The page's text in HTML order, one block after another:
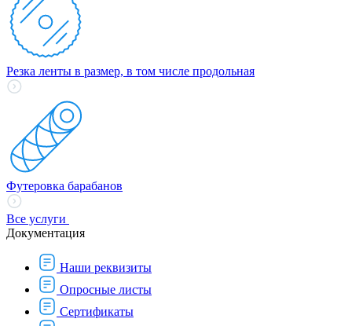
Резка ленты в размер, в том числе продольная
Футеровка барабанов
Все услуги
Документация
Наши реквизиты
Опросные листы
Сертификаты